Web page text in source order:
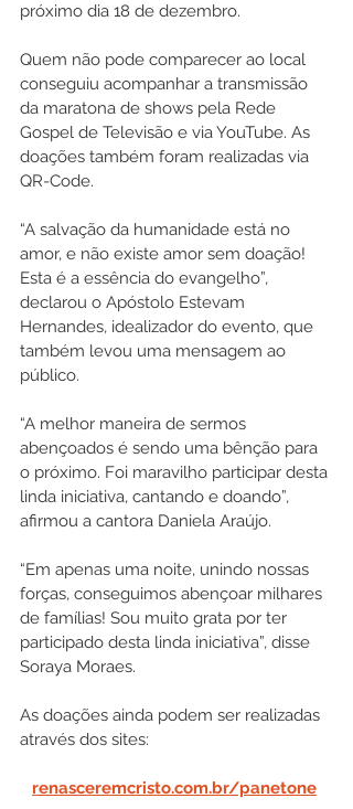
próximo dia 18 de dezembro.
Quem não pode comparecer ao local
conseguiu acompanhar a transmissão
da maratona de shows pela Rede
Gospel de Televisão e via YouTube. As
doações também foram realizadas via
QR-Code.
“A salvação da humanidade está no
amor, e não existe amor sem doação!
Esta é a essência do evangelho”,
declarou o Apóstolo Estevam
Hernandes, idealizador do evento, que
também levou uma mensagem ao
público.
“A melhor maneira de sermos
abençoados é sendo uma bênção para
o próximo. Foi maravilho participar desta
linda iniciativa, cantando e doando”,
afirmou a cantora Daniela Araújo.
“Em apenas uma noite, unindo nossas
forças, conseguimos abençoar milhares
de famílias! Sou muito grata por ter
participado desta linda iniciativa”, disse
Soraya Moraes.
As doações ainda podem ser realizadas
através dos sites:
renasceremcristo.com.br/panetone